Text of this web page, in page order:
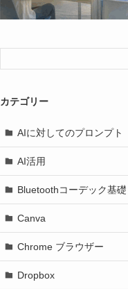
カテゴリー
AIに対してのプロンプト
AI活用
Bluetoothコーデック基礎
Canva
Chrome ブラウザー
Dropbox